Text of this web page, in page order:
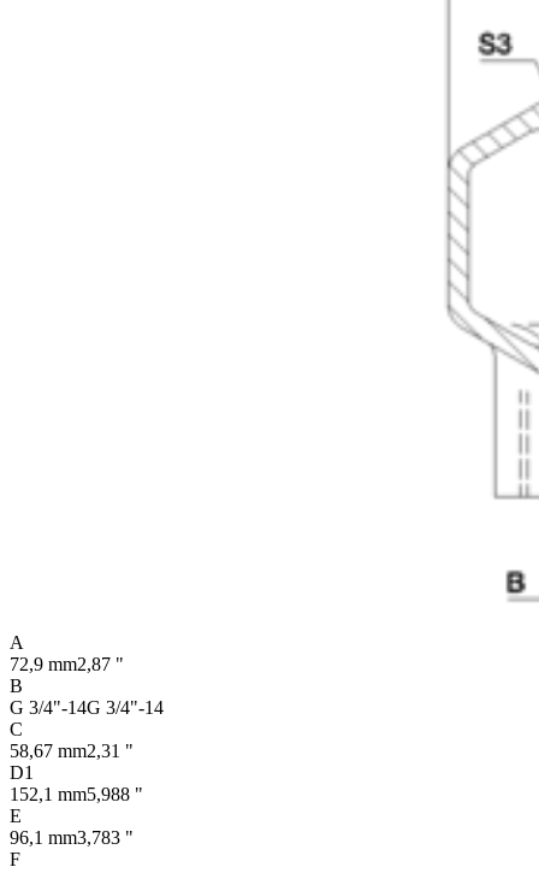
A
72,9 mm2,87 "
B
G 3/4"-14G 3/4"-14
C
58,67 mm2,31 "
D1
152,1 mm5,988 "
E
96,1 mm3,783 "
F